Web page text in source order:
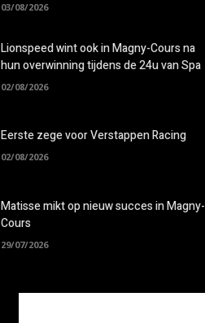
03/08/2026
Lionspeed wint ook in Magny-Cours na
hun overwinning tijdens de 24u van Spa
02/08/2026
Eerste zege voor Verstappen Racing
02/08/2026
Matisse mikt op nieuw succes in Magny-
Cours
29/07/2026